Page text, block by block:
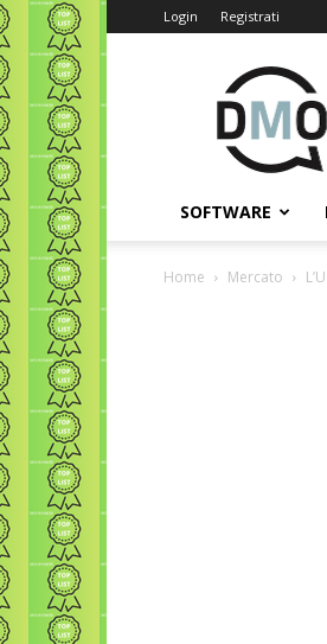
Login Registrati
SOFTWARE
Home Mercato